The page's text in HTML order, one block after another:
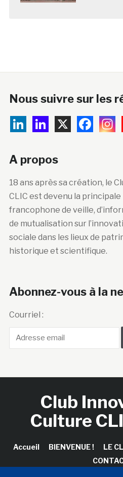
Nous suivre sur les
A propos
18 ans après sa création, le
CLIC est devenu la
francophone de veille,
de mutualisation sur
sociale dans les lieux de
historique et scientifique.
Abonnez-vous à la
Courriel :
Club
Culture
Accueil BIENVENUE ! LE